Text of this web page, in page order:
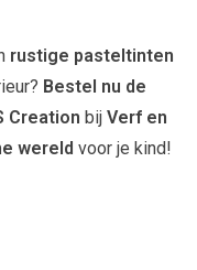
rustige pasteltinten
Bestel nu de
Creation bij Verf en
wereld voor je kind!